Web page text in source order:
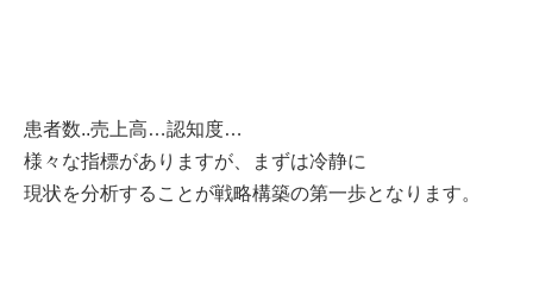
患者数..売上高…認知度…
様々な指標がありますが、まずは冷静に
現状を分析することが戦略構築の第一歩となります。